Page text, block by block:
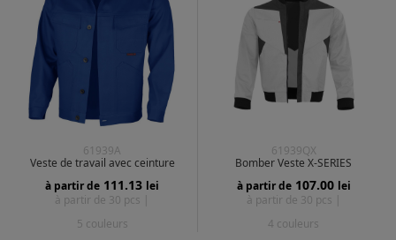
61939A
Veste de travail avec ceinture
à partir de 111.13 lei
à partir de 30 pcs |
5 couleurs
61939QX
Bomber Veste X-SERIES
à partir de 107.00 lei
à partir de 30 pcs |
4 couleurs